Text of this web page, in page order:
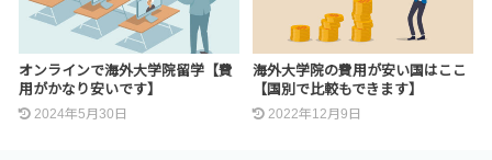
オンラインで海外大学院留学【費
用がかなり安いです】
2024年5月30日
海外大学院の費用が安い国はここ
【国別で比較もできます】
2022年12月9日